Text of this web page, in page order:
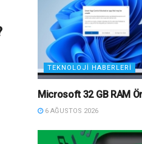
TEKNOLOJI HABERLERI
Microsoft 32 GB RAM
6 AĞUSTOS 2026